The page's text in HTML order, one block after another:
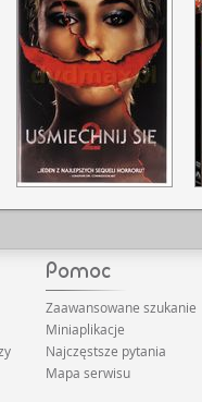
Zaawansowane szukanie
Miniaplikacje
Najczęstsze pytania
Mapa serwisu